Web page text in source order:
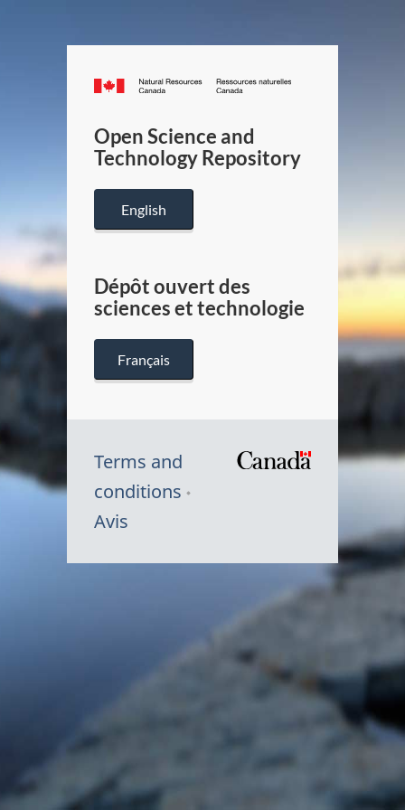
Canada.ca
/
Canada
Open Science and
Technology Repository
English
Dépôt ouvert des
sciences et technologie
Français
Terms and
conditions
Avis
du